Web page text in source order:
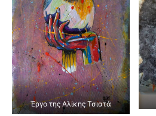
Έργο της Αλίκης Τσιατά